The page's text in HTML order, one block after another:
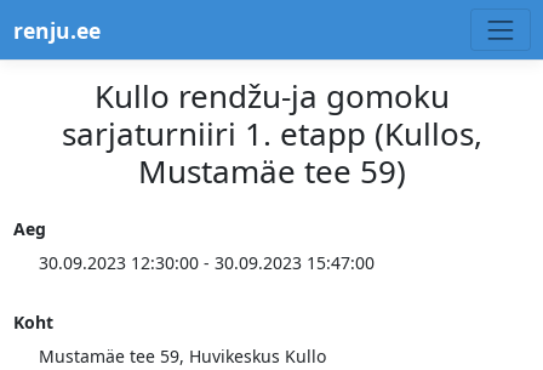
renju.ee
Kullo rendžu-ja gomoku
sarjaturniiri 1. etapp (Kullos,
Mustamäe tee 59)
Aeg
30.09.2023 12:30:00 - 30.09.2023 15:47:00
Koht
Mustamäe tee 59, Huvikeskus Kullo